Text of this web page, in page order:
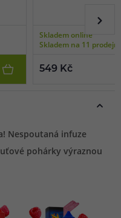
Skladem online
Skladem na 11
549 Kč
Nespoutaná infuze
pohárky výraznou